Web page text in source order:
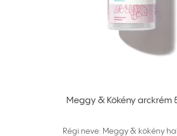
Meggy & Kökény arckrém
Régi neve: Meggy & kökény